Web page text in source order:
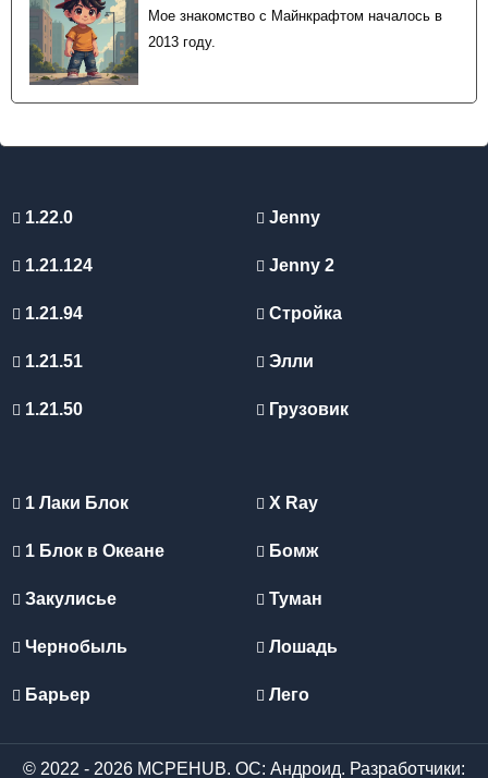
Мое знакомство с Майнкрафтом началось в
2013 году.
1.22.0
1.21.124
1.21.94
1.21.51
1.21.50
Jenny
Jenny 2
Стройка
Элли
Грузовик
1 Лаки Блок
1 Блок в Океане
Закулисье
Чернобыль
Барьер
X Ray
Бомж
Туман
Лошадь
Лего
© 2022 - 2026 MCPEHUB. ОС: Андроид. Разработчики: